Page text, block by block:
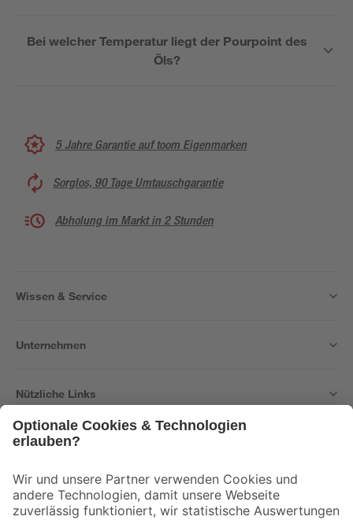
Bei welcher Temperatur liegt der Pourpoint des
Öls?
5 Jahre Garantie auf toom Eigenmarken
Sorglos, 90 Tage Umtauschgarantie
Abholung im Markt in 2 Stunden
Wissen & Service
Unternehmen
Nützliche Links
Der toom Newsletter: Keine Angebote und Aktionen mehr verpassen!
Zur Newsletter Anmeldung